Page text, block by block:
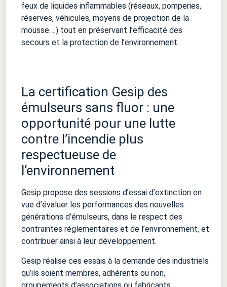
feux de liquides inflammables (réseaux, pomperies,
réserves, véhicules, moyens de projection de la
mousse….) tout en préservant l’efficacité des
secours et la protection de l’environnement.
La certification Gesip des
émulseurs sans fluor : une
opportunité pour une lutte
contre l’incendie plus
respectueuse de
l’environnement
Gesip propose des sessions d’essai d’extinction en
vue d’évaluer les performances des nouvelles
générations d’émulseurs, dans le respect des
contraintes réglementaires et de l’environnement, et
contribuer ainsi à leur développement.
Gesip réalise ces essais à la demande des industriels
qu’ils soient membres, adhérents ou non,